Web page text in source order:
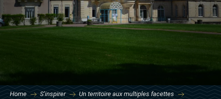
Home S’inspirer
Un territoire aux multiples facettes